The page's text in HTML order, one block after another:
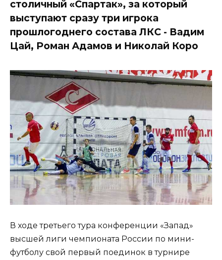
столичный «Спартак», за который
выступают сразу три игрока
прошлогоднего состава ЛКС - Вадим
Цай, Роман Адамов и Николай Коро
В ходе третьего тура конференции «Запад»
высшей лиги чемпионата России по мини-
футболу свой первый поединок в турнире